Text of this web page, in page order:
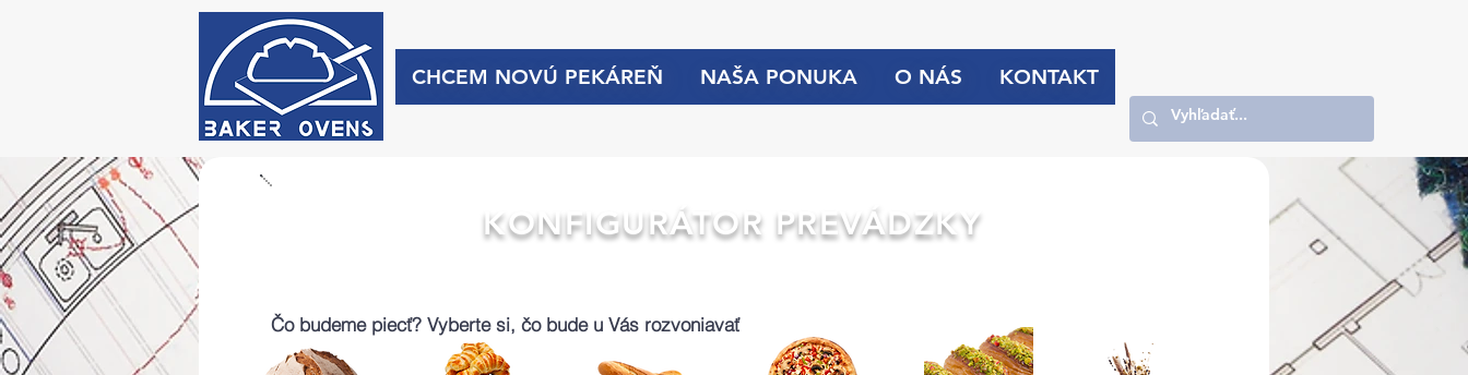
CHCEM NOVÚ PEKÁREŇ NAŠA PONUKA O NÁS KONTAKT
KONFIGURÁTOR PREVÁDZKY
Čo budeme piecť? Vyberte si, čo bude u Vás rozvoniavať